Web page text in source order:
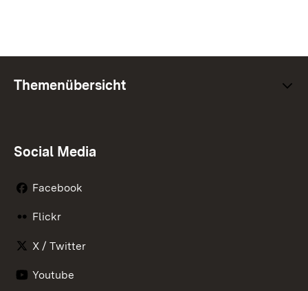
Themenübersicht
Social Media
Facebook
Flickr
X / Twitter
Youtube